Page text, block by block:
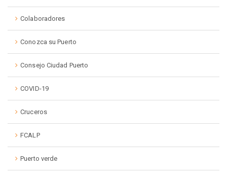
Colaboradores
Conozca su Puerto
Consejo Ciudad Puerto
COVID-19
Cruceros
FCALP
Puerto verde